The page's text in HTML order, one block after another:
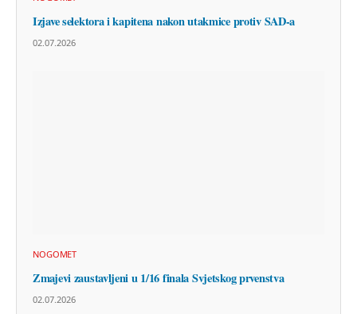
Izjave selektora i kapitena nakon utakmice protiv SAD-a
02.07.2026
NOGOMET
Zmajevi zaustavljeni u 1/16 finala Svjetskog prvenstva
02.07.2026